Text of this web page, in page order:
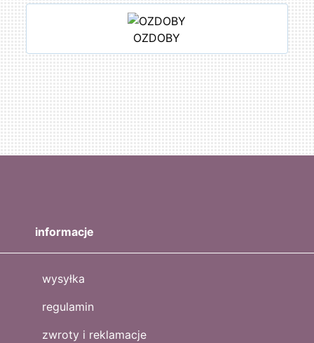
OZDOBY
informacje
wysyłka
regulamin
zwroty i reklamacje